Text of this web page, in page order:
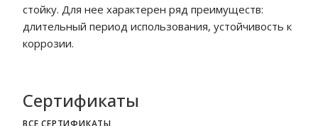
стойку. Для нее характерен ряд преимуществ:
длительный период использования, устойчивость к
коррозии.
Сертификаты
ВСЕ СЕРТИФИКАТЫ